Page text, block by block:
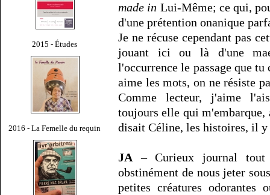
2015 - Études
2016 - La Femelle du requin
made in Lui-Même; ce qui,
d'une prétention onanique
Je ne récuse cependant pas
jouant ici ou là d'une
l'occurrence le passage que
aime les mots, on ne résiste
Comme lecteur, j'aime
toujours elle qui
disait Céline, les histoires, il
JA – Curieux journal
obstinément de nous jeter
petites créatures odorantes